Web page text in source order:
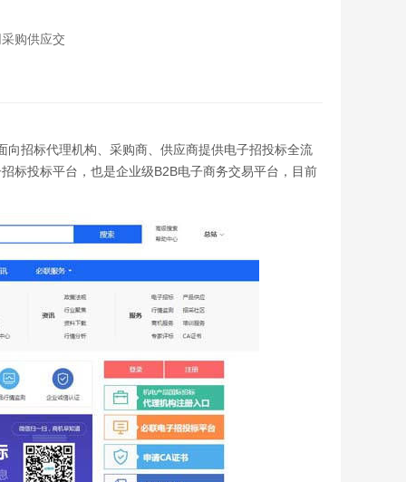
购供应交
招标代理机构、采购商、供应商提供电子招投标全流
标投标平台，也是企业级B2B电子商务交易平台，目前